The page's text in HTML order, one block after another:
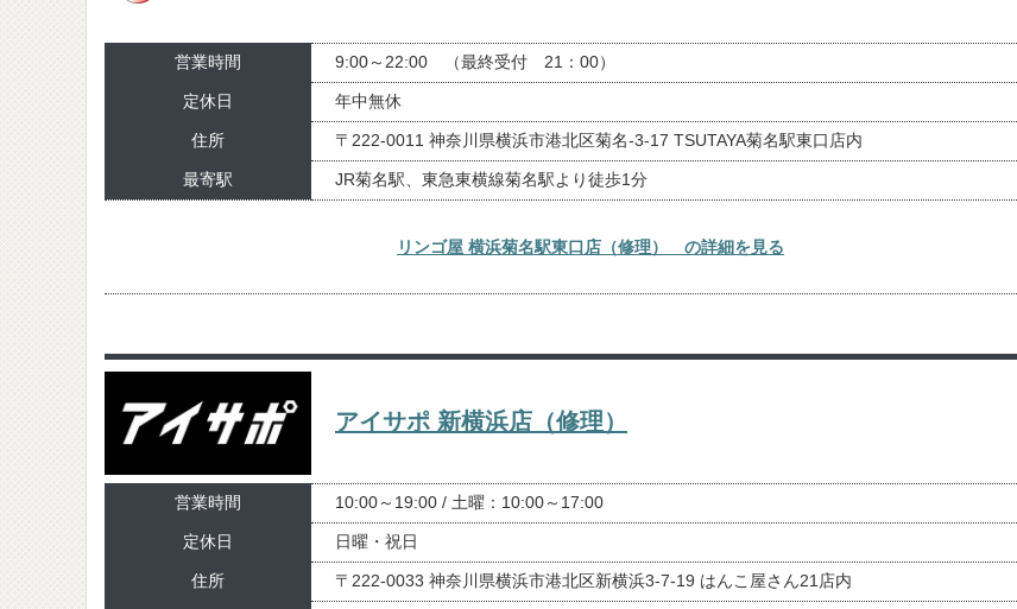
営業時間 9:00～22:00 （最終受付 21：00）
定休日 年中無休
住所 〒222-0011 神奈川県横浜市港北区菊名-3-17 TSUTAYA菊名駅東口店内
最寄駅 JR菊名駅、東急東横線菊名駅より徒歩1分
リンゴ屋 横浜菊名駅東口店（修理） の詳細を見る
アイサポ 新横浜店（修理）
営業時間 10:00～19:00 / 土曜：10:00～17:00
定休日 日曜・祝日
住所 〒222-0033 神奈川県横浜市港北区新横浜3-7-19 はんこ屋さん21店内